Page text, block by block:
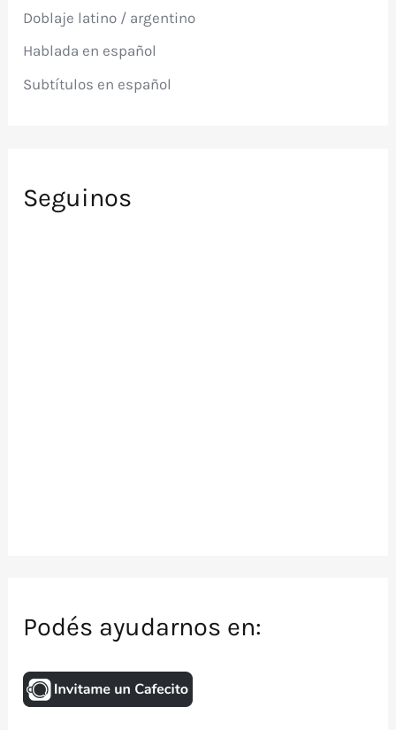
o
:
Doblaje latino / argentino
Hablada en español
Subtítulos en español
Seguinos
Podés ayudarnos en: